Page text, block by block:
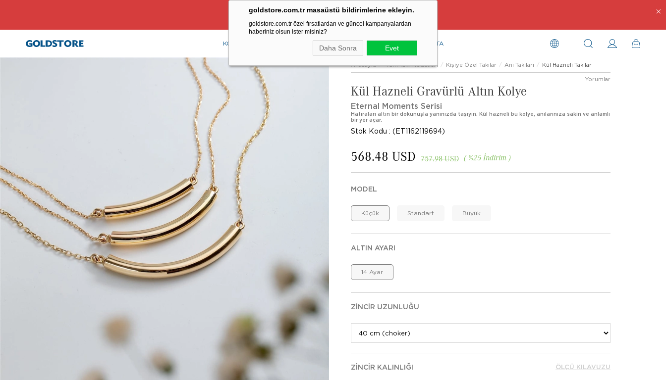
goldstore.com.tr masaüstü bildirimlerine ekleyin.
goldstore.com.tr özel fırsatlardan ve güncel kampanyalardan
haberiniz olsun ister misiniz?
Daha Sonra Evet
Ücretsiz Aynı Gün Kargo Fırsatı
KOLYE BİLEKLİK RENKLİ TAŞLAR PIRLANTA
Anasayfa Tüm Takı Modelleri Kişiye Özel Takılar Anı Takıları Kül Hazneli Takılar
Kül Hazneli Gravürlü Altın Kolye
Yorumlar
Eternal Moments Serisi
Hatıraları altın bir dokunuşla yanınızda taşıyın. Kül hazneli bu kolye, anılarınıza sakin ve anlamlı
bir yer açar.
Stok Kodu (ET1162119694)
%25 İndirim
757.98 USD
568.48 USD
MODEL
Küçük Standart Büyük
ALTIN AYARI
14 Ayar
ZINCIR UZUNLUĞU
ZINCIR KALINLIĞI ÖLÇÜ KILAVUZU